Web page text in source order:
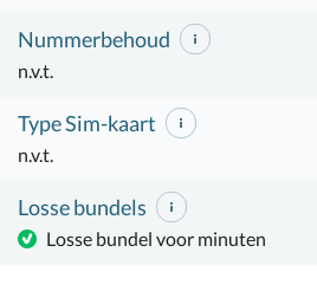
Nummerbehoud
n.v.t.
Type Sim-kaart
n.v.t.
Losse bundels
Losse bundel voor minuten